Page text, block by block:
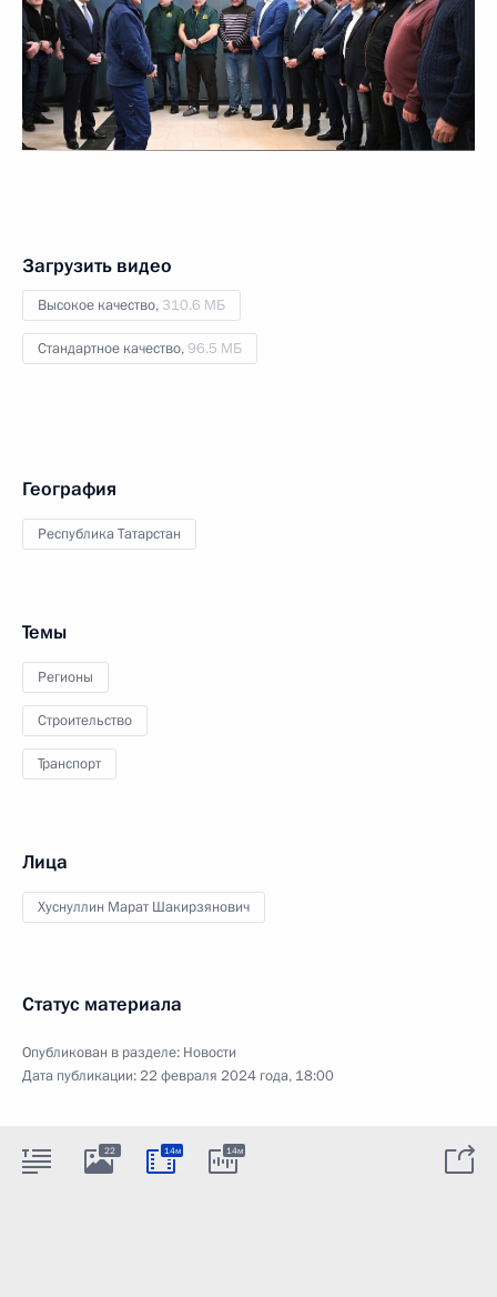
Загрузить видео
Высокое качество, 310.6 МБ
Стандартное качество,96.5 МБ
География
Республика Татарстан
Темы
Регионы
Строительство
Транспорт
Лица
Хуснуллин Марат Шакирзянович
Статус материала
Опубликован в разделе: Новости
Дата публикации:22 февраля 2024 года, 18:00
22 14м 14м